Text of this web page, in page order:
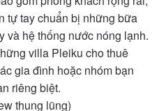
tự tay chuẩn bị những bữa
và hệ thống nước nóng lạnh.
villa Pleiku cho thuê
gia đình hoặc nhóm bạn
riêng biệt.
thung lũng)